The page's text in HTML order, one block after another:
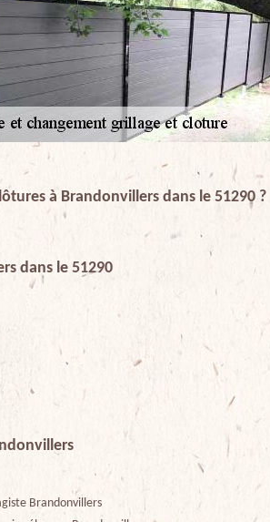
à Brandonvillers dans le 51290 ?
dans le 51290
Brandonvillers